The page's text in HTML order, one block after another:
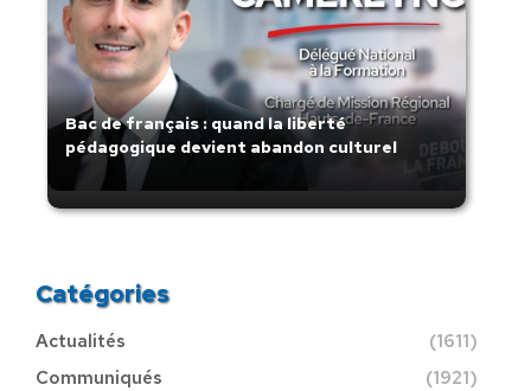
Bac de français : quand la liberté
pédagogique devient abandon culturel
Catégories
Actualités
(1611)
Communiqués
(1921)